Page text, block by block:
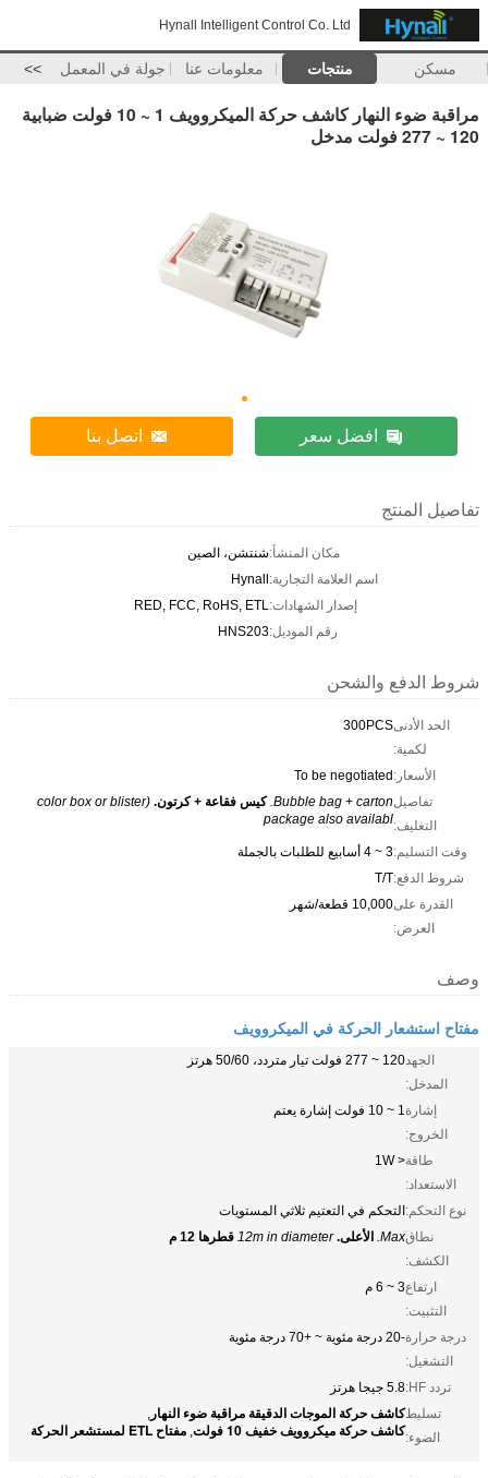
Hynall Intelligent Control Co. Ltd
مسكن منتجات معلومات عنا جولة في المعمل >>
مراقبة ضوء النهار كاشف حركة الميكروويف 1 ~ 10 فولت ضبابية
120 ~ 277 فولت مدخل
افضل سعر اتصل بنا
تفاصيل المنتج
مكان المنشأ:شنتشن، الصين
اسم العلامة التجارية:Hynall
إصدار الشهادات:RED, FCC, RoHS, ETL
رقم الموديل:HNS203
شروط الدفع والشحن
الحد الأدنى
لكمية:
300PCS
الأسعار:To be negotiated
تفاصيل
التغليف:
Bubble bag + carton. كيس فقاعة + كرتون. (color box or blister
package also availabl
وقت التسليم:3 ~ 4 أسابيع للطلبات بالجملة
شروط الدفع:T/T
القدرة على
العرض:
10,000 قطعة/شهر
وصف
مفتاح استشعار الحركة في الميكروويف
الجهد
المدخل:
120 ~ 277 فولت تيار متردد، 50/60 هرتز
إشارة
الخروج:
1 ~ 10 فولت إشارة يعتم
طاقة
الاستعداد:
< 1W
نوع التحكم:التحكم في التعتيم ثلاثي المستويات
نطاق
الكشف:
Max. الأعلى. 12m in diameter قطرها 12 م
ارتفاع
التثبيت:
3 ~ 6 م
درجة حرارة
التشغيل:
-20 درجة مئوية ~ +70 درجة مئوية
تردد HF:
5.8 جيجا هرتز
تسليط
الضوء:
كاشف حركة الموجات الدقيقة مراقبة ضوء النهار ,
كاشف حركة ميكروويف خفيف 10 فولت , مفتاح ETL لمستشعر الحركة